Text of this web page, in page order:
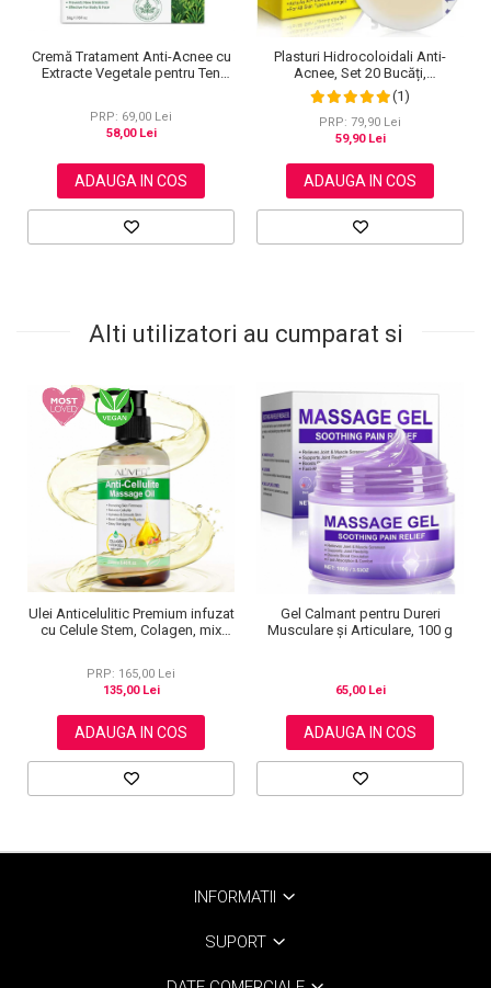
Cremă Tratament Anti-Acnee cu
Extracte Vegetale pentru Ten
PRP: 69,00 Lei
58,00 Lei
ADAUGA IN COS
Plasturi Hidrocoloidali Anti-
Acnee, Set 20 Bucăți,
Transparenți, Ultra-subțiri,
Formulă Premium
(1)
PRP: 79,90 Lei
59,90 Lei
ADAUGA IN COS
Alti utilizatori au cumparat si
Ulei Anticelulitic Premium infuzat
cu Celule Stem, Colagen, mix
PRP: 165,00 Lei
135,00 Lei
ADAUGA IN COS
Gel Calmant pentru Dureri
Musculare și Articulare, 100 g
65,00 Lei
ADAUGA IN COS
INFORMATII
SUPORT